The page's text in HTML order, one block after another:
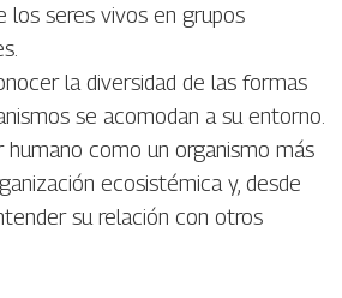
los seres vivos en grupos
la diversidad de las formas
se acomodan a su entorno.
humano como un organismo más
ecosistémica y, desde
su relación con otros